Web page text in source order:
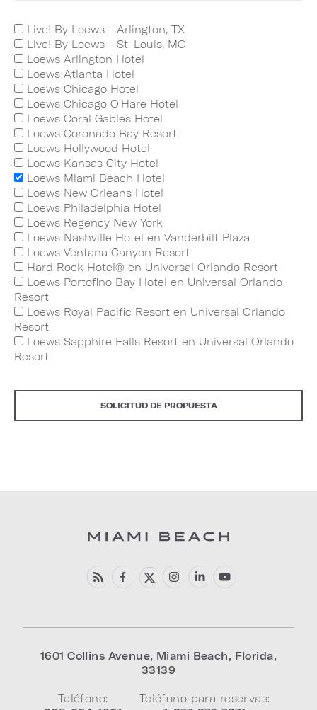
Live! By Loews - Arlington, TX
Live! By Loews - St. Louis, MO
Loews Arlington Hotel
Loews Atlanta Hotel
Loews Chicago Hotel
Loews Chicago O'Hare Hotel
Loews Coral Gables Hotel
Loews Coronado Bay Resort
Loews Hollywood Hotel
Loews Kansas City Hotel
Loews Miami Beach Hotel
Loews New Orleans Hotel
Loews Philadelphia Hotel
Loews Regency New York
Loews Nashville Hotel en Vanderbilt Plaza
Loews Ventana Canyon Resort
Hard Rock Hotel® en Universal Orlando Resort
Loews Portofino Bay Hotel en Universal Orlando
Resort
Loews Royal Pacific Resort en Universal Orlando
Resort
Loews Sapphire Falls Resort en Universal Orlando
Resort
SOLICITUD DE PROPUESTA
1601 Collins Avenue, Miami Beach, Florida,
33139
Teléfono:
Teléfono para reservas: